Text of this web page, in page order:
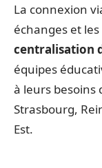
La connexion
échanges et
centralisation
équipes
à leurs besoins
Strasbourg,
Est.